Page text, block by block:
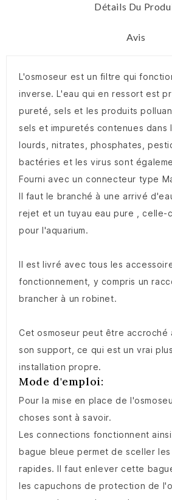
Détails Du
Avis
L'osmoseur est un filtre qui
inverse. L'eau qui en ressort est
pureté, sels et les produits
sels et impuretés contenues dans
lourds, nitrates, phosphates,
bactéries et les virus sont
Fourni avec un connecteur type
Il faut le branché à une arrivé
rejet et un tuyau eau pure , celle-
pour l'aquarium.
Il est livré avec tous les
fonctionnement, y compris un
brancher à un robinet.
Cet osmoseur peut être accroché
son support, ce qui est un vrai
installation propre.
Mode d'emploi:
Pour la mise en place de
choses sont à savoir.
Les connections fonctionnent
bague bleue permet de sceller
rapides. Il faut enlever cette
les capuchons de protection de